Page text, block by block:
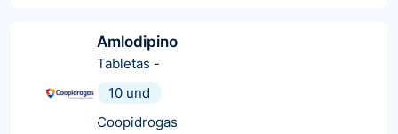
Amlodipino
Tabletas -
10 und
Coopidrogas